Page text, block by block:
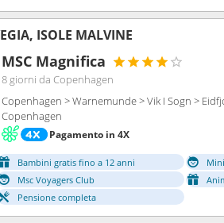
ISOLE MALVINE
MSC Magnifica
8 giorni da Copenhagen
Copenhagen > Warnemunde > Vik I Sogn >
Copenhagen
Pagamento in 4X
Bambini gratis fino a 12 anni
Msc Voyagers Club
Pensione completa